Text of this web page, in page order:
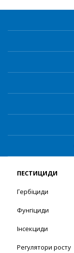
ПЕСТИЦИДИ
Гербіциди
Фунгіциди
Інсекциди
Регулятори росту